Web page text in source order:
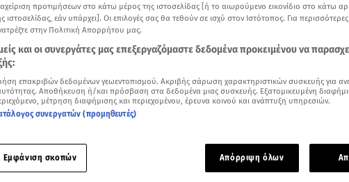
Εικονικές αερομαχίες πάνω από το Αιγαίο
προτιμήσεων στο κάτω μέρος της ιστοσελίδας [ή το αιωρούμενο εικονίδιο στο κάτω
ιστοσελίδας, εάν υπάρχει]. Οι επιλογές σας θα τεθούν σε ισχύ στον Ιστότοπος. Για
στην Πολιτική Απορρήτου μας.
και οι συνεργάτες μας επεξεργαζόμαστε δεδομένα προκειμένου να
επακριβών δεδομένων γεωεντοπισμού. Ακριβής σάρωση χαρακτηριστικών συσκευής για
Αποθήκευση ή/και πρόσβαση στα δεδομένα μιας συσκευής. Εξατομικευμένη
μέτρηση διαφήμισης και περιεχομένου, έρευνα κοινού και ανάπτυξη υπηρεσιών.
συνεργατών (προμηθευτές)
Εμφάνιση σκοπών Απόρριψη όλων